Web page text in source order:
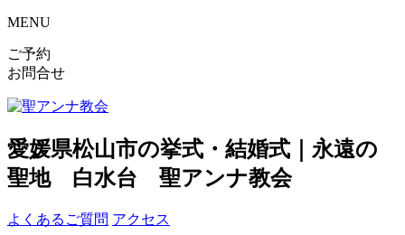
MENU
ご予約
お問合せ
愛媛県松山市の挙式・結婚式｜永遠の
聖地 白水台 聖アンナ教会
よくあるご質問 アクセス